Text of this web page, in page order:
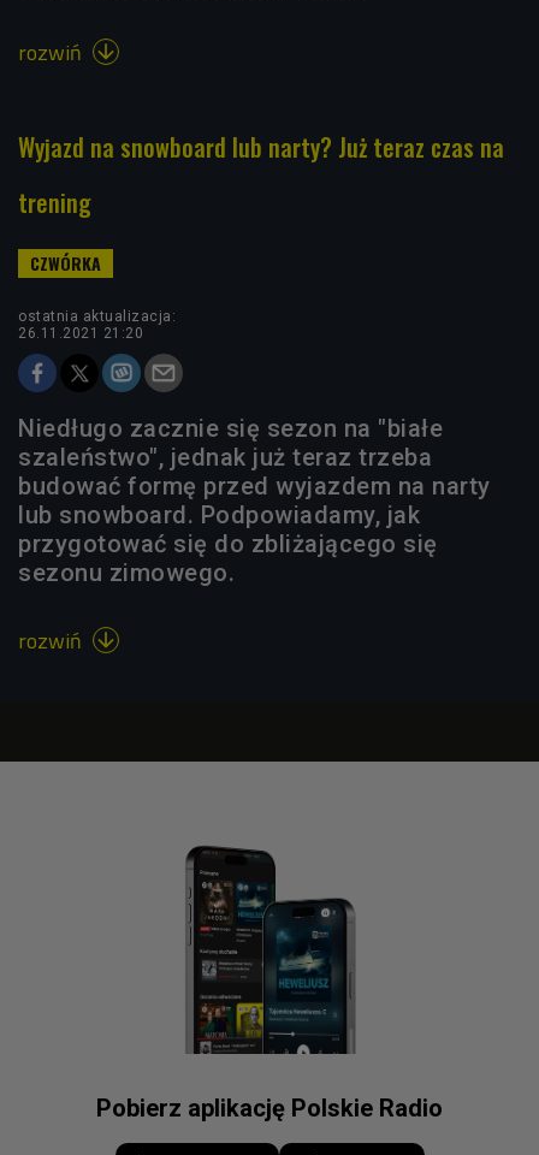
rozwiń 
Wyjazd na snowboard lub narty? Już teraz czas na
trening
ostatnia aktualizacja:
26.11.2021 21:20
Niedługo zacznie się sezon na "białe
szaleństwo", jednak już teraz trzeba
budować formę przed wyjazdem na narty
lub snowboard. Podpowiadamy, jak
przygotować się do zbliżającego się
sezonu zimowego.
rozwiń 
Pobierz aplikację Polskie Radio